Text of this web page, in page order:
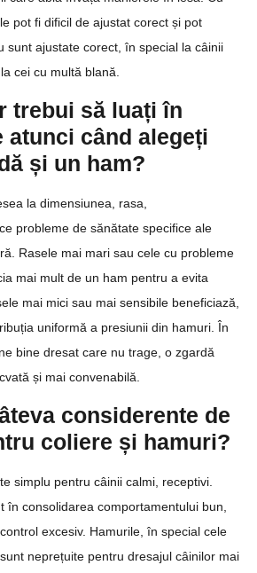
pot fi dificil de ajustat corect și pot
sunt ajustate corect, în special la câinii
cei cu multă blană.
trebui să luați în
atunci când alegeți
și un ham?
la dimensiunea, rasa,
probleme de sănătate specifice ale
Rasele mai mari sau cele cu probleme
mai mult de un ham pentru a evita
mai mici sau mai sensibile beneficiază,
uniformă a presiunii din hamuri. În
bine dresat care nu trage, o zgardă
și mai convenabilă.
considerente de
coliere și hamuri?
simplu pentru câinii calmi, receptivi.
în consolidarea comportamentului bun,
excesiv. Hamurile, în special cele
neprețuite pentru dresajul câinilor mai